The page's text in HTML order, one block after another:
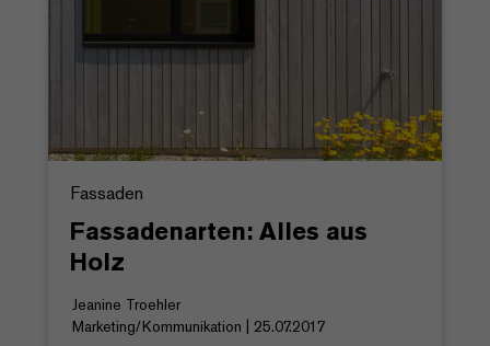
Fassaden
Fassadenarten: Alles aus
Holz
Jeanine Troehler
Marketing/Kommunikation | 25.07.2017